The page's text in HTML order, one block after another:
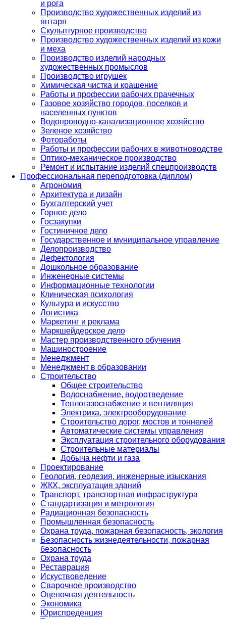
и рога
Производство художественных изделий из
янтаря
Скульптурное производство
Производство художественных изделий из кожи
и меха
Производство изделий народных
художественных промыслов
Производство игрушек
Химическая чистка и крашение
Работы и профессии рабочих прачечных
Газовое хозяйство городов, поселков и
населенных пунктов
Водопроводно-канализационное хозяйство
Зеленое хозяйство
Фотоработы
Работы и профессии рабочих в животноводстве
Оптико-механическое производство
Ремонт и испытание изделий спецпроизводств
Профессиональная переподготовка (диплом)
Агрономия
Архитектура и дизайн
Бухгалтерский учет
Горное дело
Госзакупки
Гостиничное дело
Государственное и муниципальное управление
Делопроизводство
Дефектология
Дошкольное образование
Инженерные системы
Информационные технологии
Клиническая психология
Культура и искусство
Логистика
Маркетинг и реклама
Маркшейдерское дело
Мастер производственного обучения
Машиностроение
Менеджмент
Менеджмент в образовании
Строительство
Общее строительство
Водоснабжение, водоотведение
Теплогазоснабжение и вентиляция
Электрика, электрооборудование
Строительство дорог, мостов и тоннелей
Автоматические системы управления
Эксплуатация строительного оборудования
Строительные материалы
Добыча нефти и газа
Проектирование
Геология, геодезия, инженерные изыскания
ЖКХ, эксплуатация зданий
Транспорт, транспортная инфраструктура
Стандартизация и метрология
Радиационная безопасность
Промышленная безопасность
Охрана труда, пожарная безопасность, экология
Безопасность жизнедеятельности, пожарная
безопасность
Охрана труда
Реставрация
Искуствоведение
Сварочное производство
Оценочная деятельность
Экономика
Юриспреденция